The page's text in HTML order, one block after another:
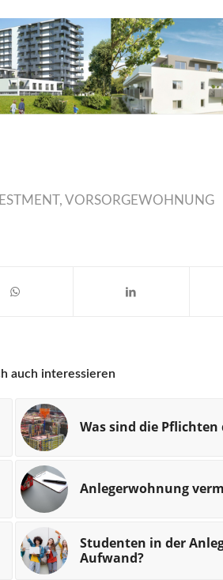
, VORSORGEWOHNUNG
auch interessieren
Was sind die Pflichten
Anlegerwohnung
Studenten in der
Aufwand?